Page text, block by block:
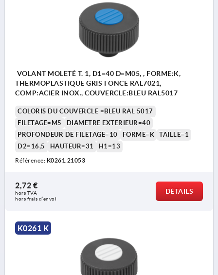
VOLANT MOLETÉ T. 1, D1=40 D=M05, , FORME:K,
THERMOPLASTIQUE GRIS FONCÉ RAL7021,
COMP:ACIER INOX., COUVERCLE:BLEU RAL5017
COLORIS DU COUVERCLE =BLEU RAL 5017
FILETAGE=M5
DIAMÈTRE EXTÉRIEUR=40
PROFONDEUR DE FILETAGE=10
FORME=K
TAILLE=1
D2=16,5
HAUTEUR=31 H1=13
Référence: K0261.21053
2,72 €
hors TVA
hors frais d’envoi
DÉTAILS
K0261 K